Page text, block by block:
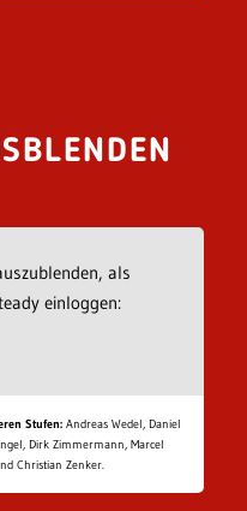
als
einloggen:
Stufen: Andreas Wedel, Daniel
Dirk Zimmermann, Marcel
Christian Zenker.